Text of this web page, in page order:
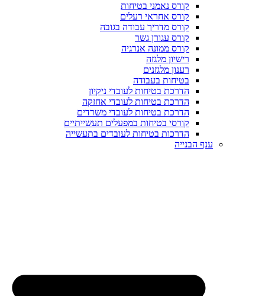
קורס נאמני בטיחות
קורס אחראי רעלים
קורס מדריך עבודה בגובה
קורס עגורן גשר
קורס ממונה אנרגיה
רישיון מלגזה
רענון מלגזנים
בטיחות בעבודה
הדרכת בטיחות לעובדי ניקיון
הדרכת בטיחות לעובדי אחזקה
הדרכת בטיחות לעובדי משרדים
קורסי בטיחות במפעלים תעשייתיים
הדרכות בטיחות לעובדים בתעשייה
ענף הבנייה